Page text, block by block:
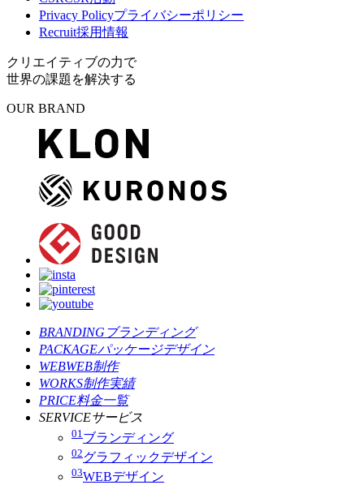
Privacy Policyプライバシーポリシー
Recruit採用情報
クリエイティブの力で
世界の課題を解決する
OUR BRAND
BRANDING ブランディング
PACKAGEパッケージデザイン
WEBWEB制作
WORKS制作実績
PRICE料金一覧
SERVICEサービス
01 ブランディング
02グラフィックデザイン
03WEBデザイン